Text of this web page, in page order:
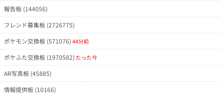
報告板 (144056)
フレンド募集板 (2726775)
ポケモン交換板 (571076)44分前
ポケふた交換板 (1970582) たった今
AR写真板 (45885)
情報提供板 (10166)